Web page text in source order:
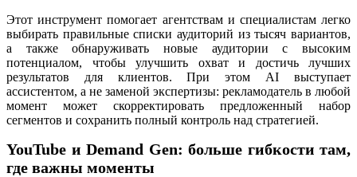
Этот инструмент помогает агентствам и специалистам легко
выбирать правильные списки аудиторий из тысяч вариантов,
а также обнаруживать новые аудитории с высоким
потенциалом, чтобы улучшить охват и достичь лучших
результатов для клиентов. При этом AI выступает
ассистентом, а не заменой экспертизы: рекламодатель в любой
момент может скорректировать предложенный набор
сегментов и сохранить полный контроль над стратегией.
YouTube и Demand Gen: больше гибкости там,
где важны моменты